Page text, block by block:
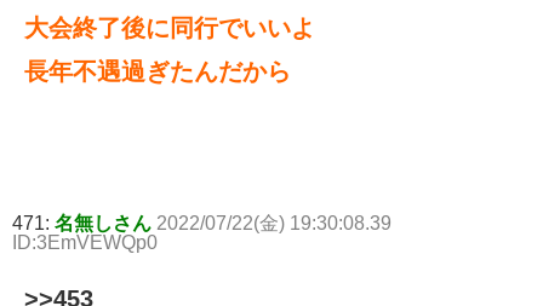
大会終了後に同行でいいよ
長年不遇過ぎたんだから
471: 名無しさん 2022/07/22(金) 19:30:08.39
ID:3EmVEWQp0
>>453